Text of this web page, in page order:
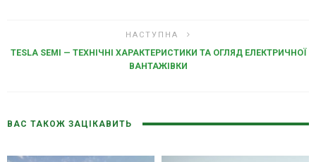
НАСТУПНА
TESLA SEMI — ТЕХНІЧНІ ХАРАКТЕРИСТИКИ ТА ОГЛЯД ЕЛЕКТРИЧНОЇ
ВАНТАЖІВКИ
ВАС ТАКОЖ ЗАЦІКАВИТЬ